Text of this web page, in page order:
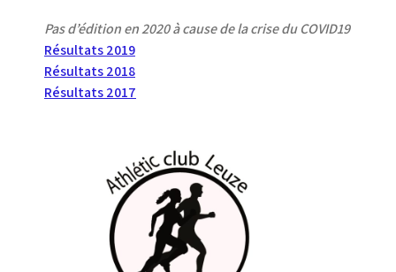
Pas d’édition en 2020 à cause de la crise du COVID19
Résultats 2019
Résultats 2018
Résultats 2017